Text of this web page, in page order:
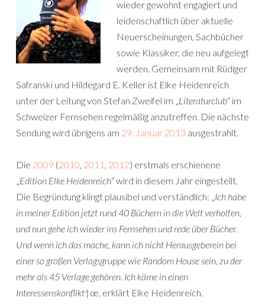
wieder gewohnt engagiert und
leidenschaftlich über aktuelle
Neuerscheinungen, Sachbücher
sowie Klassiker, die neu aufgelegt
werden. Gemeinsam mit Rüdiger
Safranski und Hildegard E. Keller ist Elke Heidenreich
unter der Leitung von Stefan Zweifel im „Literaturclub“ im
Schweizer Fernsehen regelmäßig anzutreffen. Die nächste
Sendung wird übrigens am 29. Januar 2013 ausgestrahlt.
Die 2009 (2010, 2011 , 2012) erstmals erschienene
„Edition Elke Heidenreich“ wird in diesem Jahr eingestellt.
Die Begründung klingt plausibel und verständlich: „Ich habe
in meiner Edition jetzt rund 40 Büchern in die Welt verholfen,
und nun gehe ich wieder ins Fernsehen und rede über Bücher.
Und wenn ich das mache, kann ich nicht Herausgeberein bei
einer so großen Verlagsgruppe wie Random House sein, zu der
mehr als 45 Verlage gehören. Ich käme in einen
Interessenskonflikt†œ, erklärt Elke Heidenreich.